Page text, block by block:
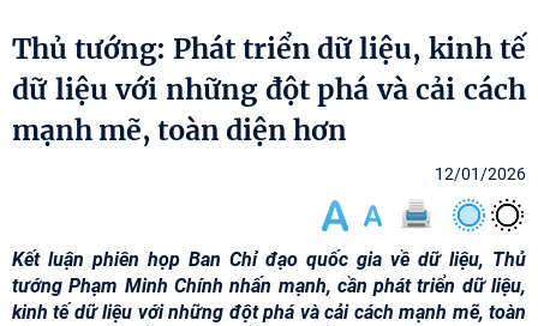
Thủ tướng: Phát triển dữ liệu, kinh tế
dữ liệu với những đột phá và cải cách
mạnh mẽ, toàn diện hơn
12/01/2026
Kết luận phiên họp Ban Chỉ đạo quốc gia về dữ liệu, Thủ
tướng Phạm Minh Chính nhấn mạnh, cần phát triển dữ liệu,
kinh tế dữ liệu với những đột phá và cải cách mạnh mẽ, toàn